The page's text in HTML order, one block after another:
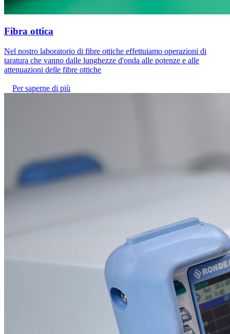
Fibra ottica
Nel nostro laboratorio di fibre ottiche effettuiamo operazioni di
taratura che vanno dalle lunghezze d'onda alle potenze e alle
attenuazioni delle fibre ottiche
Per saperne di più